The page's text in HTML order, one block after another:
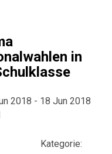
in
2018 - 18 Jun 2018
Kategorie: